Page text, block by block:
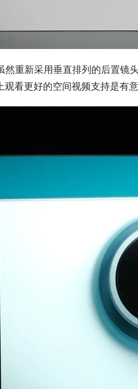
然重新采用垂直排列的后置镜
观看更好的空间视频支持是有意